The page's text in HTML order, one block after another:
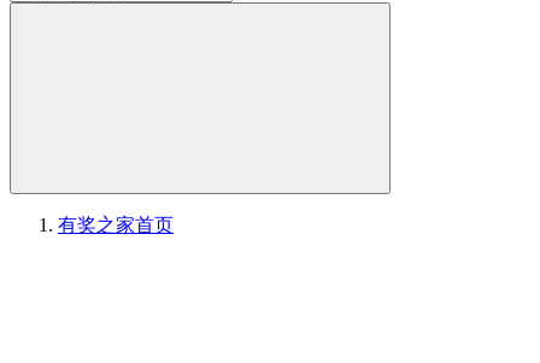
有奖之家首页